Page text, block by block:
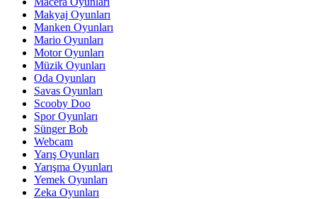
Makyaj Oyunları
Manken Oyunları
Mario Oyunları
Motor Oyunları
Müzik Oyunları
Oda Oyunları
Savas Oyunları
Scooby Doo
Spor Oyunları
Sünger Bob
Webcam
Yarış Oyunları
Yarışma Oyunları
Yemek Oyunları
Zeka Oyunları